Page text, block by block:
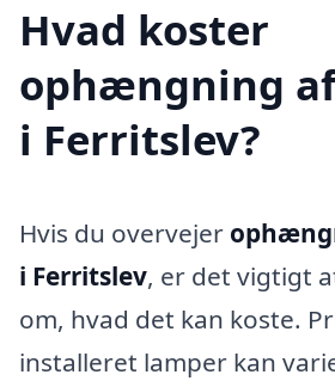
Hvad koster
ophængning
i Ferritslev?
Hvis du overvejer
i Ferritslev, er det vigtigt
om, hvad det kan koste.
installeret lamper kan